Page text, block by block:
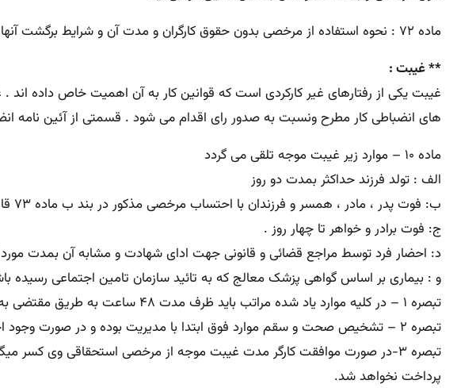
ماده ۷۲ : نحوه استفاده از مرخصی بدون حقوق کارگران و مدت آن و شرایط برگشت آنها به کار پس از مرخصی با توافق کارگر یا نماینده قانونی او و کارفرما تعیین خواهد شد .
** غیبت :
غیبت یکی از رفتارهای غیر کارکردی است که قوانین کار به آن اهمیت خاص داده اند
های انضباطی کار مطرح ونسبت به صدور رای اقدام می شود . قسمتی از آئین
ماده ۱۰ – موارد زیر غیبت موجه تلقی می گردد
الف : تولد فرزند حداکثر بمدت دو روز
ب: فوت پدر ، مادر ، همسر و فرزندان با احتساب مرخصی مذکور در بند ب ماده ۷۳ قانون کار مجموعاً حداکثر تا یک هفته
ج: فوت برادر و خواهر تا چهار روز .
د: احضار فرد توسط مراجع قضائی و قانونی جهت ادای شهادت و مشابه آن بمدت
و : بیماری بر اساس گواهی پزشک معالج که به تائید سازمان تامین اجتماعی رسیده
تبصره ۱ – در کلیه موارد یاد شده مراتب باید ظرف مدت ۴۸ ساعت به طریق مقتضی به اطلاع مدیریت برسد.
تبصره ۲ – تشخیص صحت و سقم موارد فوق ابتدا با مدیریت بوده و در صورت وجود اختلاف با کمیته انضباط کار خواهد بود.
تبصره ۳-در صورت موافقت کارگر مدت غیبت موجه از مرخصی استحقاقی وی
پرداخت نخواهد شد.